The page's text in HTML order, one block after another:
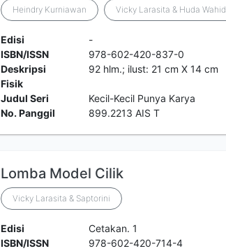
Heindry Kurniawan Vicky Larasita & Huda Wahid
Edisi
-
ISBN/ISSN
978-602-420-837-0
Deskripsi
Fisik
92 hlm.; ilust: 21 cm X 14 cm
Judul Seri
Kecil-Kecil Punya Karya
No. Panggil
899.2213 AIS T
Lomba Model Cilik
Vicky Larasita & Saptorini
Edisi
Cetakan. 1
ISBN/ISSN
978-602-420-714-4